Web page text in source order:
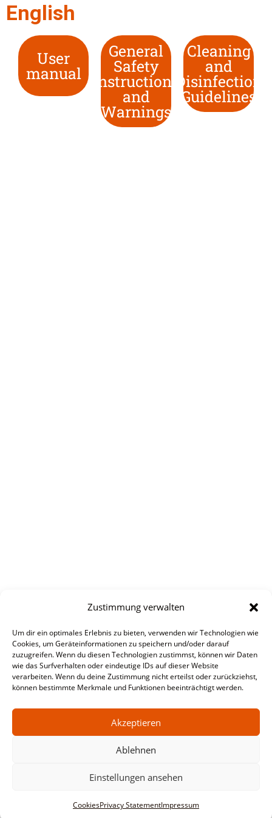
Zustimmung verwalten
Um dir ein optimales Erlebnis zu bieten, verwenden wir Technologien wie
Cookies, um Geräteinformationen zu speichern und/oder darauf
zuzugreifen. Wenn du diesen Technologien zustimmst, können wir Daten
wie das Surfverhalten oder eindeutige IDs auf dieser Website
verarbeiten. Wenn du deine Zustimmung nicht erteilst oder zurückziehst,
können bestimmte Merkmale und Funktionen beeinträchtigt werden.
Akzeptieren
Ablehnen
Einstellungen ansehen
CookiesPrivacy StatementImpressum
English
User
manual
General
Safety
Instructions
and
Warnings
Cleaning
and
Disinfection
Guidelines